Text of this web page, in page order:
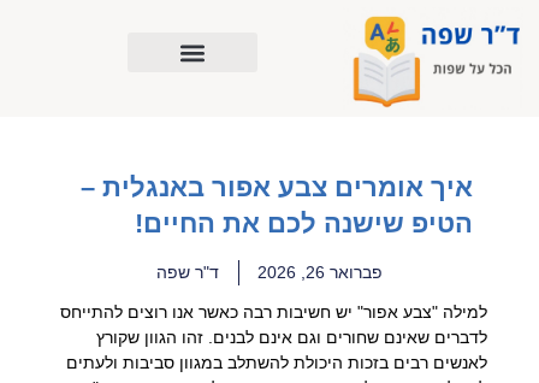
לתוכן
איך אומרים צבע אפור באנגלית –
הטיפ שישנה לכם את החיים!
פברואר 26, 2026 ד"ר שפה
למילה "צבע אפור" יש חשיבות רבה כאשר אנו רוצים להתייחס
לדברים שאינם שחורים וגם אינם לבנים. זהו הגוון שקורץ
לאנשים רבים בזכות היכולת להשתלב במגוון סביבות ולעתים